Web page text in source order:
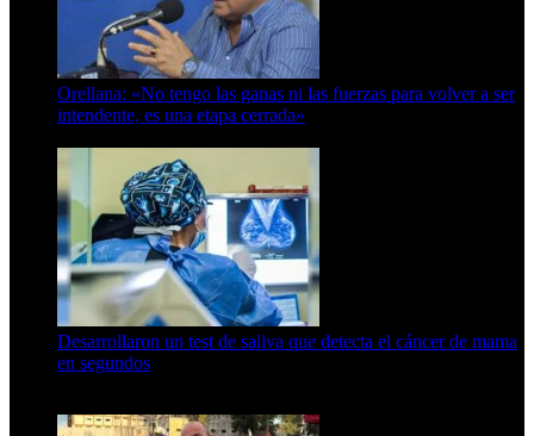
Orellana: «No tengo las ganas ni las fuerzas para volver a ser
intendente, es una etapa cerrada»
Desarrollaron un test de saliva que detecta el cáncer de mama
en segundos